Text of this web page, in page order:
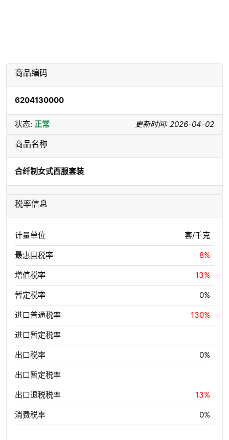
商品编码
6204130000
状态: 正常 更新时间: 2026-04-02
商品名称
合纤制女式西服套装
税率信息
计量单位 套/千克
最惠国税率 8%
增值税率 13%
暂定税率 0%
进口普通税率 130%
进口暂定税率
出口税率 0%
出口暂定税率
出口退税税率 13%
消费税率 0%